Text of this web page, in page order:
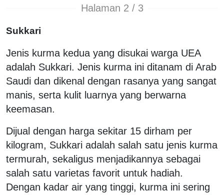
Halaman 2 / 3
Sukkari
Jenis kurma kedua yang disukai warga UEA
adalah Sukkari. Jenis kurma ini ditanam di Arab
Saudi dan dikenal dengan rasanya yang sangat
manis, serta kulit luarnya yang berwarna
keemasan.
Dijual dengan harga sekitar 15 dirham per
kilogram, Sukkari adalah salah satu jenis kurma
termurah, sekaligus menjadikannya sebagai
salah satu varietas favorit untuk hadiah.
Dengan kadar air yang tinggi, kurma ini sering